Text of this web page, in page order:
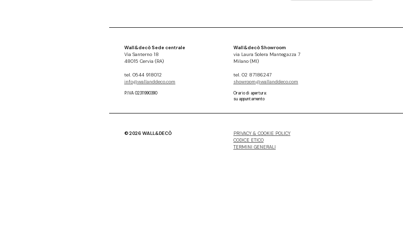
Wall&decò Sede centrale
Via Santerno 18
48015 Cervia (RA)
tel. 0544 918012
info@wallanddeco.com
P.IVA 02311990390
Wall&decò Showroom
via Laura Solera Mantegazza 7
Milano (MI)
tel. 02 87186247
showroom@wallanddeco.com
Orario di apertura:
su appuntamento
© 2026 WALL&DECÒ
PRIVACY & COOKIE POLICY
CODICE ETICO
TERMINI GENERALI